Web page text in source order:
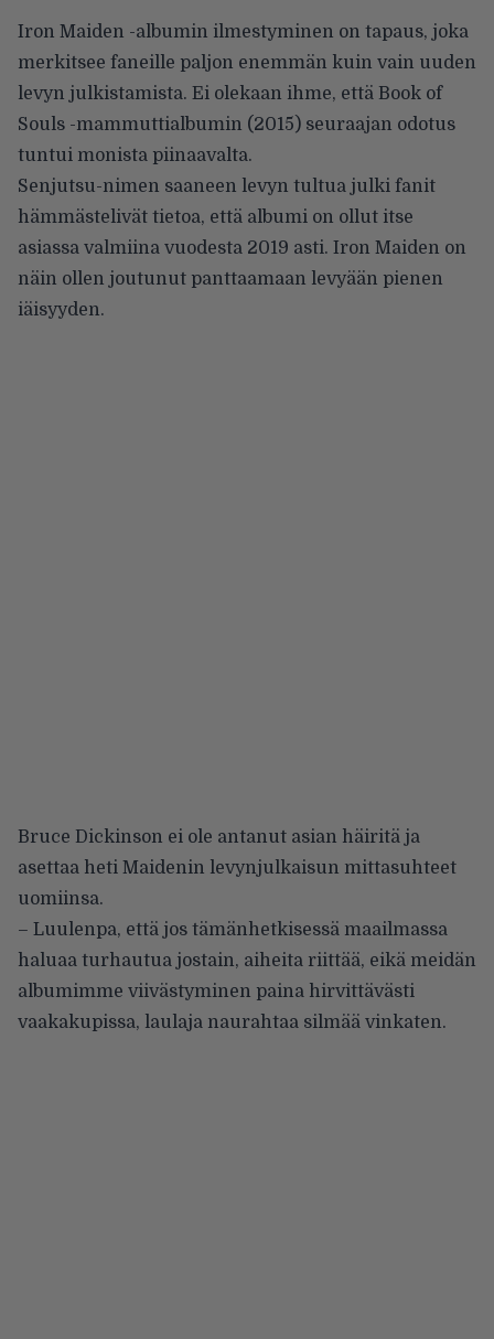
Iron Maiden -albumin ilmestyminen on tapaus, joka
merkitsee faneille paljon enemmän kuin vain uuden
levyn julkistamista. Ei olekaan ihme, että Book of
Souls -mammuttialbumin (2015) seuraajan odotus
tuntui monista piinaavalta.
Senjutsu-nimen saaneen levyn tultua julki fanit
hämmästelivät tietoa, että albumi on ollut itse
asiassa valmiina vuodesta 2019 asti. Iron Maiden on
näin ollen joutunut panttaamaan levyään pienen
iäisyyden.
Bruce Dickinson ei ole antanut asian häiritä ja
asettaa heti Maidenin levynjulkaisun mittasuhteet
uomiinsa.
– Luulenpa, että jos tämänhetkisessä maailmassa
haluaa turhautua jostain, aiheita riittää, eikä meidän
albumimme viivästyminen paina hirvittävästi
vaakakupissa, laulaja naurahtaa silmää vinkaten.